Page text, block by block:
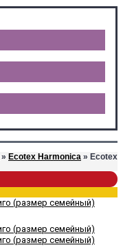
» Ecotex Harmonica » Ecotex